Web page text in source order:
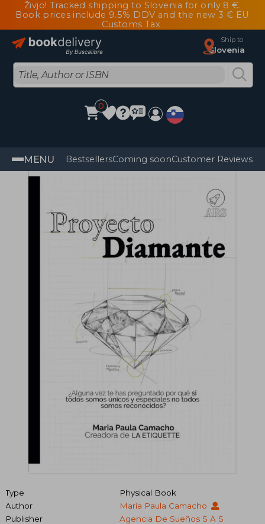
Živjo! Tracked shipping to Slovenia for only 8 €.
Book prices include 9.5% DDV and the new 3 € EU
Customs Tax
Ship to
Slovenia
0
MENU BestsellersComing soonCustomer Reviews
Type
Physical Book
Author
María Paula Camacho
Publisher
Agencia De Sueños S A S